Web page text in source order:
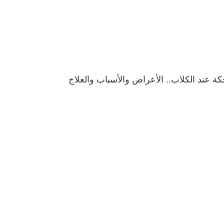
عند الكلاب.. الأعراض والأسباب والعلاج